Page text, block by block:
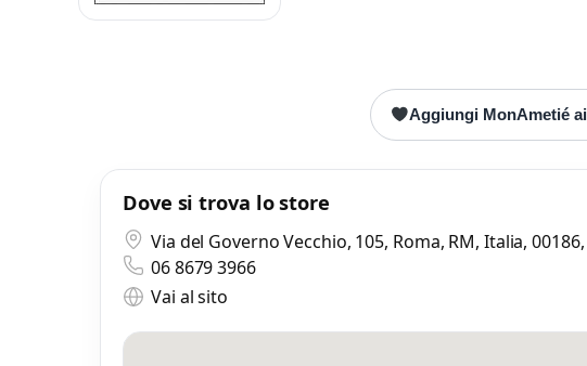
Aggiungi MonAmetié
Dove si trova lo store
Via del Governo Vecchio, 105, Roma, RM, Italia,
06 8679 3966
Vai al sito